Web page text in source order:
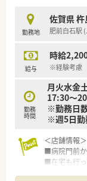
勤務地
佐賀県
肥前白石駅
給与
時給
※経験考慮
勤務
時間
月火水金
17:30～
※勤務日
※週5日勤
＜店舗情報＞
■病院門前か
■在宅も行っ